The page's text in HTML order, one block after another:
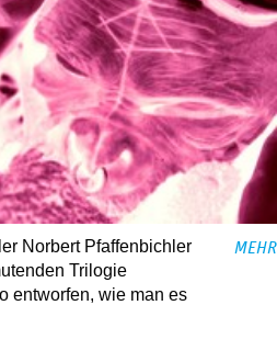
Norbert Pfaffenbichler
Trilogie
entworfen, wie man es
MEHR